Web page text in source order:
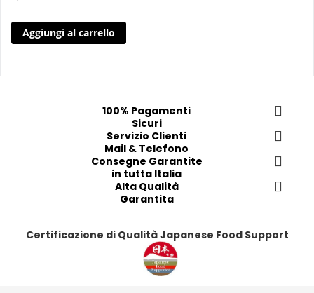
i
Aggiungi al carrello
i
100% Pagamenti
Sicuri
Servizio Clienti
Mail & Telefono
Consegne Garantite
in tutta Italia
Alta Qualità
Garantita
Certificazione di Qualità Japanese Food Support